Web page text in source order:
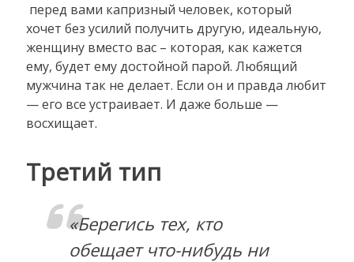
перед вами капризный человек, который
хочет без усилий получить другую, идеальную,
женщину вместо вас – которая, как кажется
ему, будет ему достойной парой. Любящий
мужчина так не делает. Если он и правда любит
— его все устраивает. И даже больше —
восхищает.
Третий тип
«Берегись тех, кто
обещает что-нибудь ни